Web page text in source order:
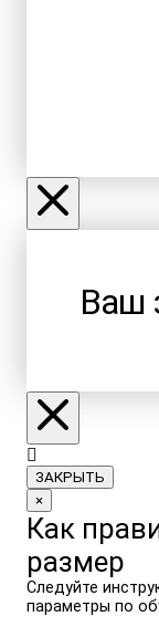
Ваш
ЗАКРЫТЬ
×
Как
размер
Следуйте
параметры по